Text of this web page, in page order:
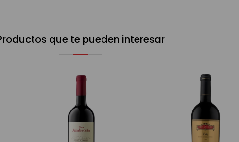
que te pueden interesar